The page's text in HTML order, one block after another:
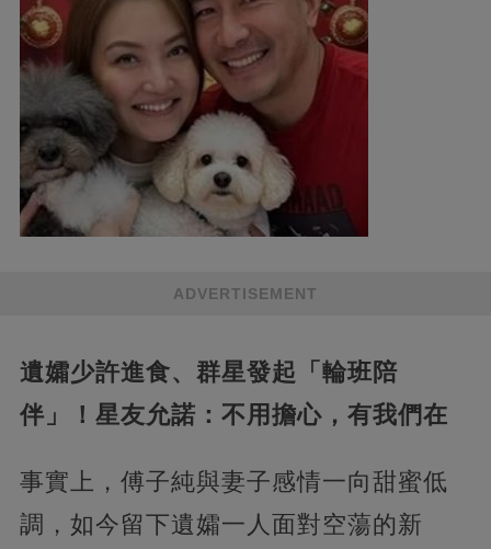
ADVERTISEMENT
遺孀少許進食、群星發起「輪班陪
伴」！星友允諾：不用擔心，有我們在
事實上，傅子純與妻子感情一向甜蜜低
調，如今留下遺孀一人面對空蕩的新